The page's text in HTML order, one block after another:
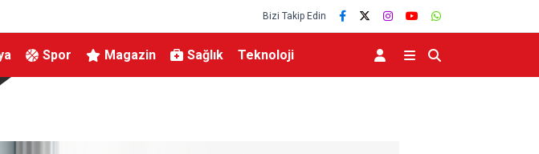
Bizi Takip Edin
Spor Magazin Sağlık Teknoloji
4 Ana Pisti İçin Geri Sayım Başladı